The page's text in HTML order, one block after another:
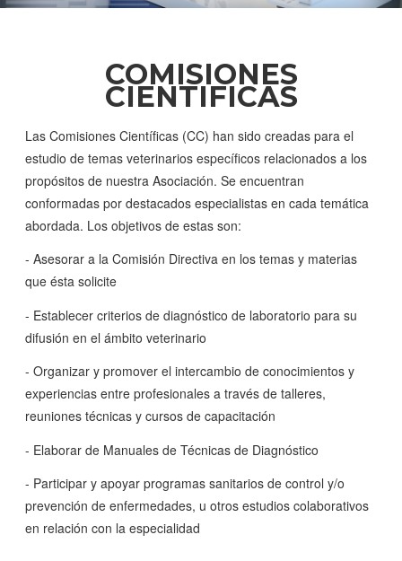
COMISIONES
CIENTIFICAS
Las Comisiones Científicas (CC) han sido creadas para el
estudio de temas veterinarios específicos relacionados a los
propósitos de nuestra Asociación. Se encuentran
conformadas por destacados especialistas en cada temática
abordada. Los objetivos de estas son:
- Asesorar a la Comisión Directiva en los temas y materias
que ésta solicite
- Establecer criterios de diagnóstico de laboratorio para su
difusión en el ámbito veterinario
- Organizar y promover el intercambio de conocimientos y
experiencias entre profesionales a través de talleres,
reuniones técnicas y cursos de capacitación
- Elaborar de Manuales de Técnicas de Diagnóstico
- Participar y apoyar programas sanitarios de control y/o
prevención de enfermedades, u otros estudios colaborativos
en relación con la especialidad